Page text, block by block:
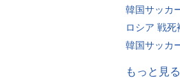
韓国サッカ
ロシア 戦
韓国サッカ
もっと見る